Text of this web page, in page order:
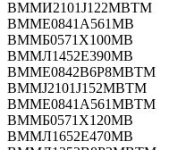
ВММИ2101Ј122МВТМ
ВММЕ0841А561МВ
ВММБ0571Х100МВ
ВММЛ1452Е390МВ
ВММЕ0842В6Р8МВТМ
ВММЈ2101Ј152МВТМ
ВММЕ0841А561МВТМ
ВММБ0571Х120МВ
ВММЛ1652Е470МВ